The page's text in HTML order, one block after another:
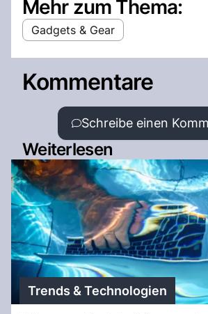
Mehr zum Thema:
Gadgets & Gear
Kommentare
Schreibe einen
Weiterlesen
Trends & Technologien